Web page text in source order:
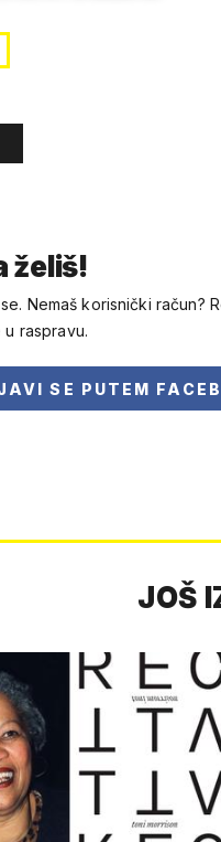
želiš!
Nemaš korisnički račun?
raspravu.
SE PUTEM
JOŠ